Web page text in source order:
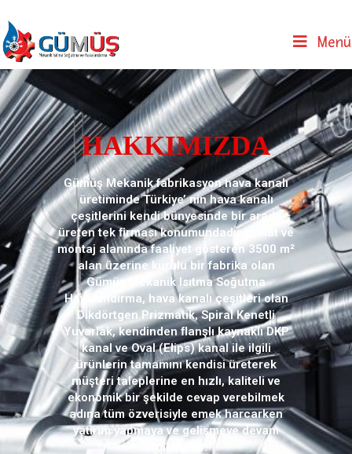
Menü
HAKKIMIZDA
Gümüş Mekanik fabrikasyon hava kanalı
üretiminde Türkiye’ nin hava kanalı
çeşitlerini kendi bünyesinde bir arada
üreten tek ﬁrması konumundadır.imalat ve
montaj alanında faaliyet gösteren 3500 m²
alan üzerine kurulu bir fabrika olan
Gümüş Mekanik Isıtma Soğutma
Havalandırma, hava kanalı çeşitleri olan
Dikdörtgen Prizmatik, Spiral Kenetli
Yuvarlak, kendinden ﬂanşlı kaynaklı DKP
kanal ve Oval (Elips) kanal ile ilgili
ürünlerin tamamını kendisi üreterek
müşteri taleplerine en hızlı, kaliteli ve
ekonomik bir şekilde cevap verebilmek
adına tüm özverisiyle emek harcarken
yatırım yapmaya ve gelişmeye devam
etmektedir.